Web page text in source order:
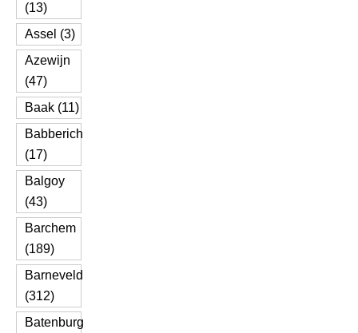
(13)
Assel (3)
Azewijn
(47)
Baak (11)
Babberich
(17)
Balgoy
(43)
Barchem
(189)
Barneveld
(312)
Batenburg